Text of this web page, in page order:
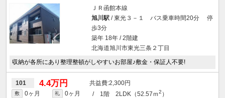
ＪＲ函館本線
旭川駅/ 東光３－１ バス乗車時間20分 停
歩3分
築年 18年 / 2階建
北海道旭川市東光三条２丁目
収納が各所にあり整理整頓がしやすいお部屋♪敷金・保証人不要!
101 4.4万円 2,300円
敷 0ヶ月 礼 0ヶ月 / 1階 2LDK（52.57ｍ2 ）